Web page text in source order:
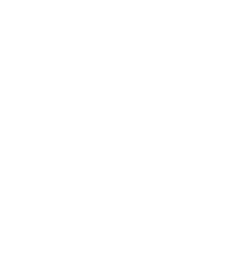
喷枪技术，水泥厂能够
，助力实现绿色生产。
的应用
水泥厂开始采用脱硝喷
水泥厂需要根据自身生
枪型号和喷射策略。同
护和管理，确保其稳